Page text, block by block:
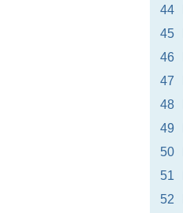
44
45
46
47
48
49
50
51
52